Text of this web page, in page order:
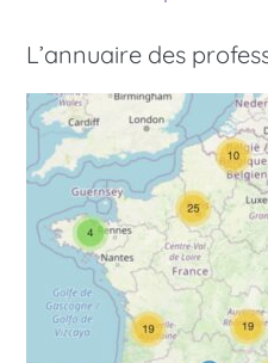
L’annuaire des